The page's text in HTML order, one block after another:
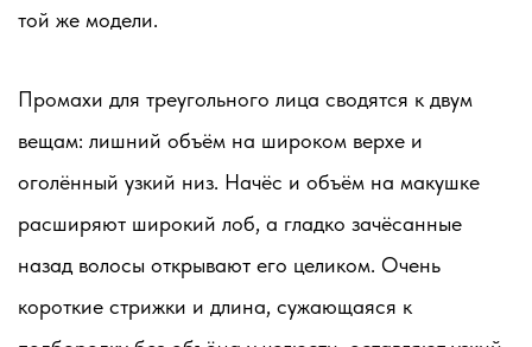
той же модели.
Промахи для треугольного лица сводятся к двум
вещам: лишний объём на широком верхе и
оголённый узкий низ. Начёс и объём на макушке
расширяют широкий лоб, а гладко зачёсанные
назад волосы открывают его целиком. Очень
короткие стрижки и длина, сужающаяся к